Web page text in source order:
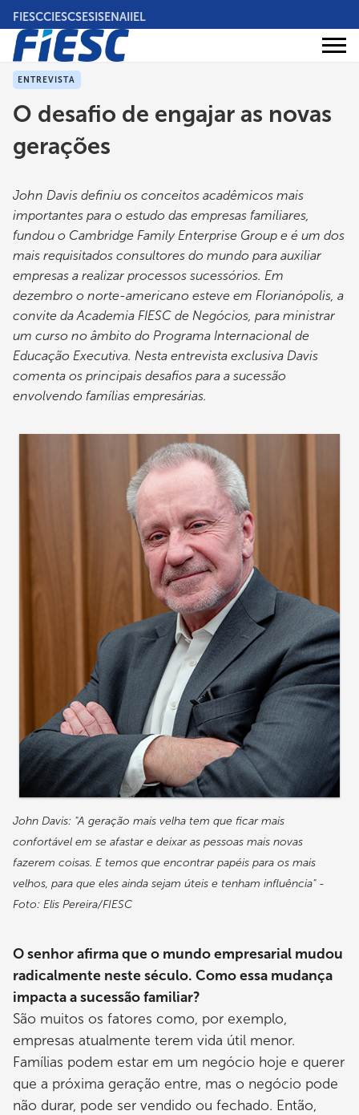
Pular
para
conteúdo
principal
FIESCCIESCSESISENAIIEL
Áreas
ENTREVISTA
O desafio de engajar as novas
gerações
John Davis definiu os conceitos acadêmicos mais
importantes para o estudo das empresas familiares,
fundou o Cambridge Family Enterprise Group e é um dos
mais requisitados consultores do mundo para auxiliar
empresas a realizar processos sucessórios. Em
dezembro o norte-americano esteve em Florianópolis, a
convite da Academia FIESC de Negócios, para ministrar
um curso no âmbito do Programa Internacional de
Educação Executiva. Nesta entrevista exclusiva Davis
comenta os principais desafios para a sucessão
envolvendo famílias empresárias.
John Davis: "A geração mais velha tem que ficar mais
confortável em se afastar e deixar as pessoas mais novas
fazerem coisas. E temos que encontrar papéis para os mais
velhos, para que eles ainda sejam úteis e tenham influência" -
Foto: Elis Pereira/FIESC
O senhor afirma que o mundo empresarial mudou
radicalmente neste século. Como essa mudança
impacta a sucessão familiar?
São muitos os fatores como, por exemplo,
empresas atualmente terem vida útil menor.
Famílias podem estar em um negócio hoje e querer
que a próxima geração entre, mas o negócio pode
não durar, pode ser vendido ou fechado. Então,